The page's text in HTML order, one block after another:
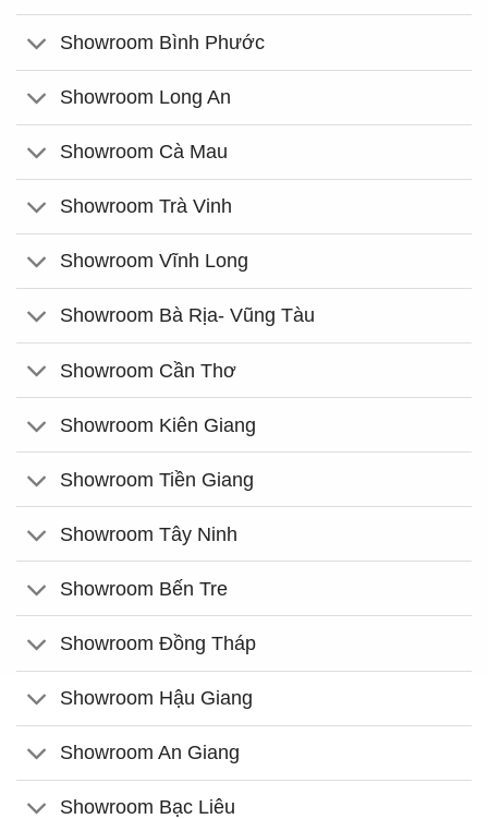
Showroom Bình Phước
Showroom Long An
Showroom Cà Mau
Showroom Trà Vinh
Showroom Vĩnh Long
Showroom Bà Rịa- Vũng Tàu
Showroom Cần Thơ
Showroom Kiên Giang
Showroom Tiền Giang
Showroom Tây Ninh
Showroom Bến Tre
Showroom Đồng Tháp
Showroom Hậu Giang
Showroom An Giang
Showroom Bạc Liêu